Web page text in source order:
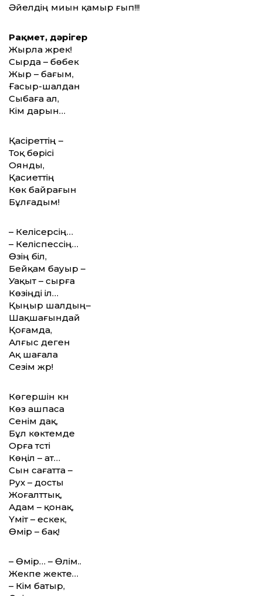
Әйелдің миын қамыр ғып!!!
Рақмет, дәрігер
Жырла жүрек!
Сырда – бөбек
Жыр – бағым,
Ғасыр-шалдан
Сыбаға ал,
Кім дарын…
Қасіреттің –
Тоқ бөрісі
Оянды,
Қасиеттің
Көк байрағын
Бұлғадым!
– Келісерсің…
– Келіспессің…
Өзің біл,
Бейқам бауыр –
Уақыт – сырға
Көзіңді іл…
Қыңыр шалдың–
Шақшағындай
Қоғамда,
Алғыс деген
Ақ шағала
Сезім жүр!
Көгершін күн
Көз ашпаса
Сенім дақ,
Бұл көктемде
Орға түсті
Көңіл – ат…
Сын сағатта –
Рух – досты
Жоғалттық,
Адам – қонақ,
Үміт – ескек,
Өмір – бақ!
– Өмір… – Өлім..
Жекпе жекте…
– Кім батыр,